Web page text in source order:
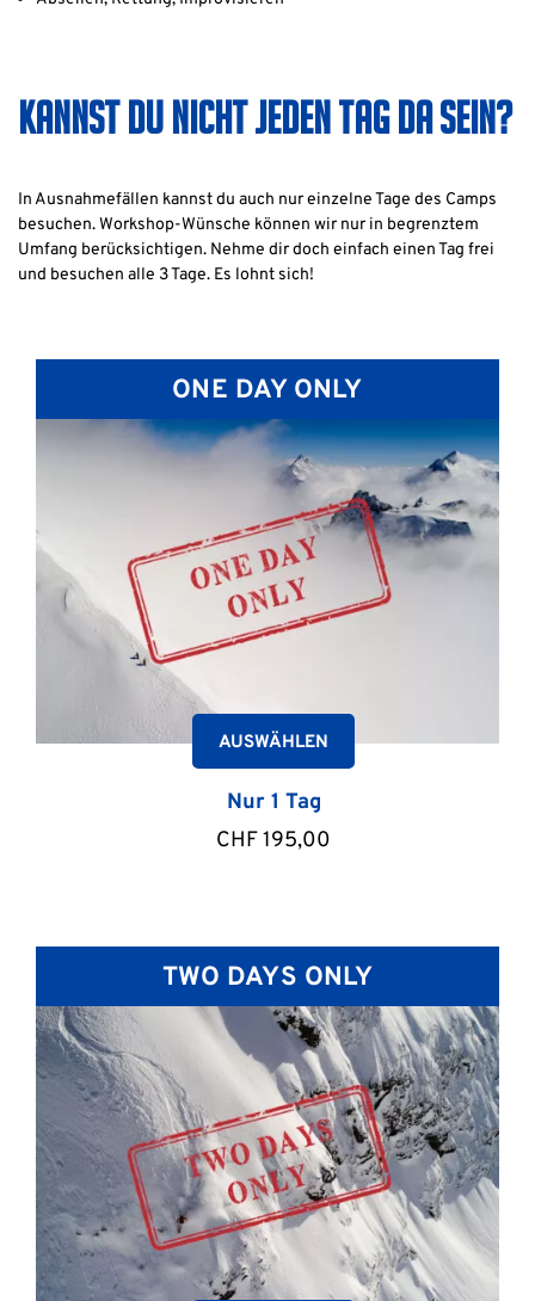
KANNST DU NICHT JEDEN TAG DA SEIN?
In Ausnahmefällen kannst du auch nur einzelne Tage des Camps
besuchen. Workshop-Wünsche können wir nur in begrenztem
Umfang berücksichtigen. Nehme dir doch einfach einen Tag frei
und besuchen alle 3 Tage. Es lohnt sich!
ONE DAY ONLY
AUSWÄHLEN
Nur 1 Tag
CHF195,00
TWO DAYS ONLY